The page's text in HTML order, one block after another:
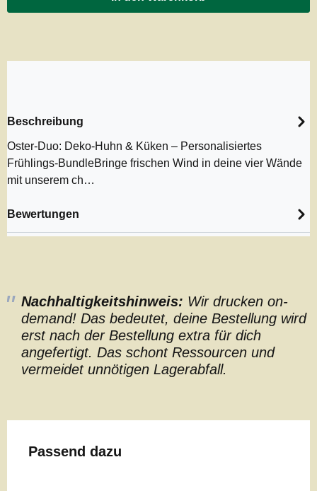
Beschreibung
Oster-Duo: Deko-Huhn & Küken – Personalisiertes
Frühlings-BundleBringe frischen Wind in deine vier Wände
mit unserem ch…
Bewertungen
Nachhaltigkeitshinweis: Wir drucken on-
demand! Das bedeutet, deine Bestellung wird
erst nach der Bestellung extra für dich
angefertigt. Das schont Ressourcen und
vermeidet unnötigen Lagerabfall.
Produktgalerie überspringen
Passend dazu